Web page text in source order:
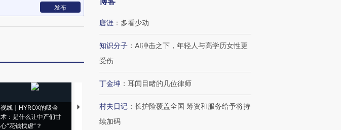
发布
视线｜HYROX的吸金
术：是什么让中产们甘
心“花钱找虐”？
马航飞行员跨国走私7万
粒摇头丸 尿检体内含3种
视线｜被称为“蟑螂”的印
视线｜“入侵”还是“人道危
唐涯 ： 多看少动
知识分子 ： AI冲击之下，年轻人与高学历女性更
受伤
丁金坤 ： 耳闻目睹的几位律师
村夫日记 ： 长护险覆盖全国 筹资和服务给予将持
续加码